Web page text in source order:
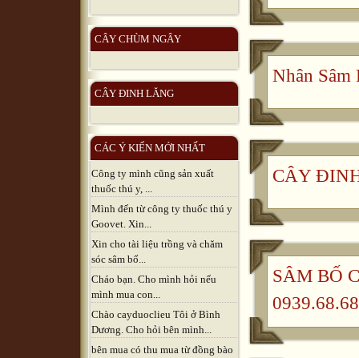
CÂY CHÙM NGÂY
CÂY ĐINH LĂNG
CÁC Ý KIẾN MỚI NHẤT
Công ty mình cũng sản xuất
thuốc thú y, ...
Mình đến từ công ty thuốc thú y
Goovet. Xin...
Xin cho tài liệu trồng và chăm
sóc sâm bố...
Cháo bạn. Cho mình hỏi nếu
mình mua con...
Chào cayduoclieu Tôi ở Bình
Dương. Cho hỏi bên mình...
bên mua có thu mua từ đồng bào
Nhân Sâm
CÂY
SÂM BỐ